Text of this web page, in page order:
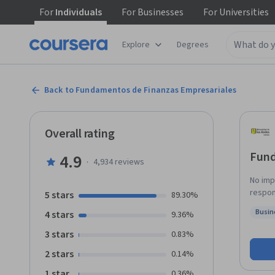
ForIndividuals ForBusinesses ForUniversities
Explore Degrees
Back to Fundamentos de Finanzas Empresariales
No
para
curso
Overall rating
4.9 · 4,934reviews
5 stars 89.30%
4 stars 9.36%
3 stars 0.83%
2 stars 0.14%